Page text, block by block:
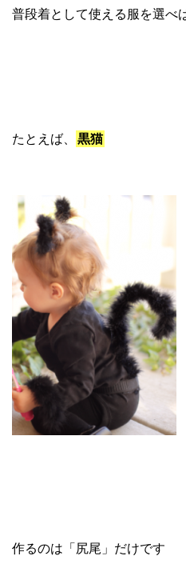
普段着として使える服を選べ
たとえば、 黒猫
作るのは「尻尾」だけです